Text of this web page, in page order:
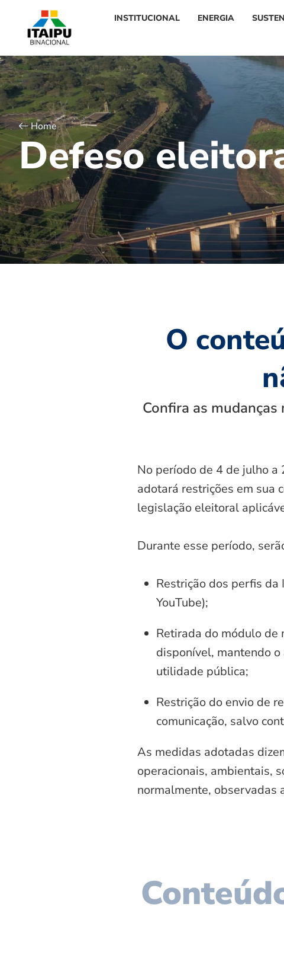
INSTITUCIONAL ENERGIA
Home
Defeso eleitor
O
Confira as
No período de 4 de julho
adotará restrições em sua
legislação eleitoral
Durante esse período,
Restrição dos perfis da
YouTube);
Retirada do módulo
disponível, mantendo
utilidade pública;
Restrição do envio de
comunicação, salvo
As medidas adotadas
operacionais, ambientais,
normalmente, observadas